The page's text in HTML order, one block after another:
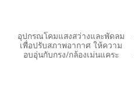
อุปกรณโคมแสงสว่างและพัดลม
เพื่อปรับสภาพอากาศ ให้ความ
อบอุ่นกับกรง/กล้องเม่นแคระ